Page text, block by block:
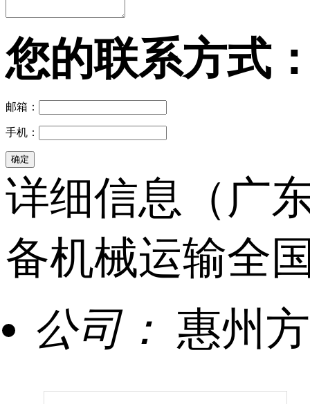
您的联系方式
邮箱：
手机：
详细信息（广
备机械运输全
公司： 惠州